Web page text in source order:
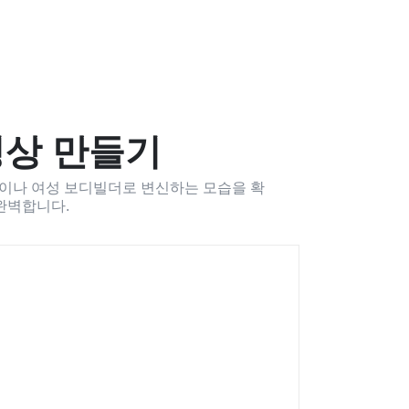
만들기
나 여성 보디빌더로 변신하는 모습을 확
벽합니다.